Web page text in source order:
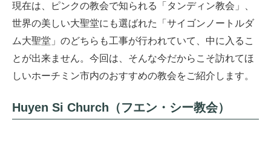
現在は、ピンクの教会で知られる「タンディン教会」、
世界の美しい大聖堂にも選ばれた「サイゴンノートルダ
ム大聖堂」のどちらも工事が行われていて、中に入るこ
とが出来ません。今回は、そんな今だからこそ訪れてほ
しいホーチミン市内のおすすめの教会をご紹介します。
Huyen Si Church（フエン・シー教会）